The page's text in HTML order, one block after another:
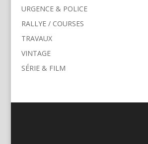
URGENCE & POLICE
RALLYE / COURSES
TRAVAUX
VINTAGE
SÉRIE & FILM